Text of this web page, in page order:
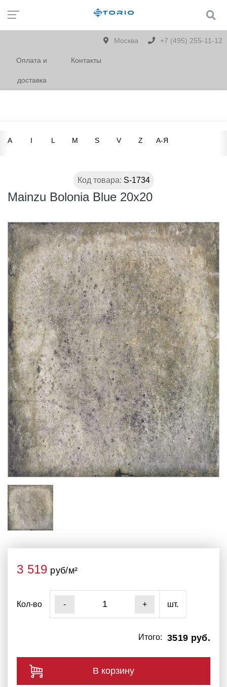
Москва +7 (495) 255-11-12
Оплата и
доставка
Контакты
A I L M S V Z А-Я
Код товара: S-1734
Mainzu Bolonia Blue 20x20
3 519 руб/м²
Кол-во - + шт.
3519 руб.
Итого:
В корзину